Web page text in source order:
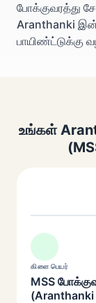
போக்குவரத்து
Aranthanki
பாயிண்ட்டுக்கு
உங்கள்
கிளை பெயர்
MSS